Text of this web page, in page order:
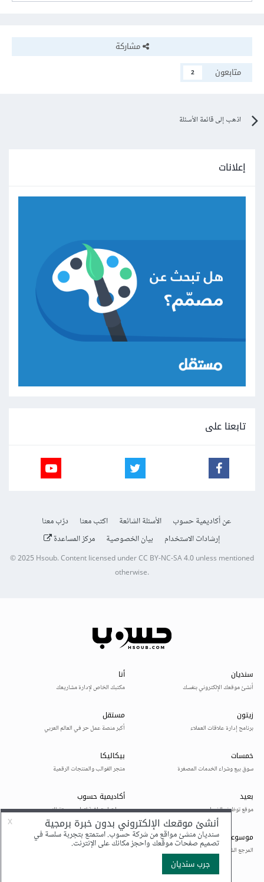
مشاركة
متابعون
2
اذهب إلى قائمة الأسئلة
إعلانات
تابعنا على
عن أكاديمية حسوب الأسئلة الشائعة اكتب معنا
درّب معنا
إرشادات الاستخدام
بيان الخصوصية مركز المساعدة
© 2025Hsoub.Content licensed underCC BY-NC-SA 4.0unless mentioned
otherwise.